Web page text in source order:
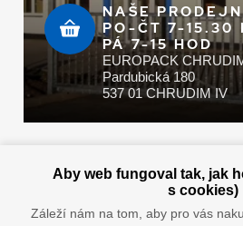
NAŠE
PO-ČT 7-15.30
PÁ 7-15 HOD
EUROPACK
Pardubická 180
537 01 CHRUDIM IV
Aby web fungoval tak, jak
s cookies)
Záleží nám na tom, aby pro vás